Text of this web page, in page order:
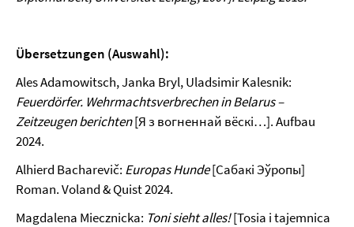
Übersetzungen (Auswahl):
Ales Adamowitsch, Janka Bryl, Uladsimir Kalesnik:
Feuerdörfer. Wehrmachtsverbrechen in Belarus –
Zeitzeugen berichten[Я з вогненнай вёскі…]. Aufbau
2024.
Alhierd Bacharevič: Europas Hunde[Сабакі Эўропы]
Roman. Voland & Quist 2024.
Magdalena Miecznicka: Toni sieht alles![Tosia i tajemnica